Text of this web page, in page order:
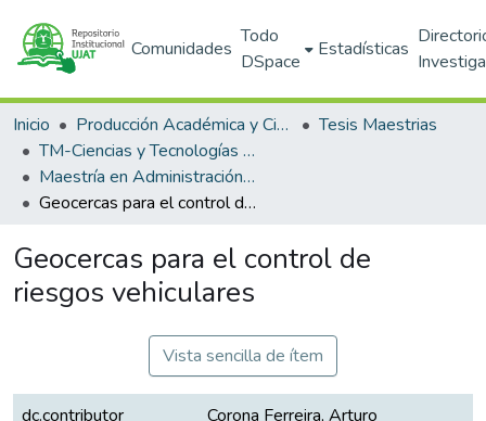
Comunidades
Todo
DSpace
Estadísticas
Inicio Producción Académica y Científica
Tesis Maestrias
TM-Ciencias y Tecnologías de la Información (DACYTI)
Maestría en Administración de Tecnologías de la Información (PNPC)
Geocercas para el control de riesgos vehiculares
Geocercas para el control de
riesgos vehiculares
Vista sencilla de ítem
dc.contributor
Corona Ferreira, Arturo